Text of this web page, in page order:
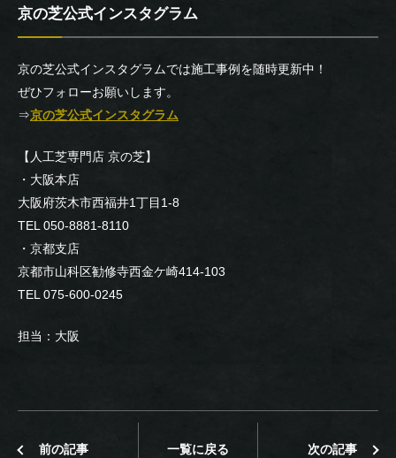
京の芝公式インスタグラム
京の芝公式インスタグラムでは施工事例を随時更新中！
ぜひフォローお願いします。
⇒京の芝公式インスタグラム
【人工芝専門店 京の芝】
・大阪本店
大阪府茨木市西福井1丁目1-8
TEL 050-8881-8110
・京都支店
京都市山科区勧修寺西金ケ崎414-103
TEL 075-600-0245
担当：大阪
前の記事 一覧に戻る 次の記事